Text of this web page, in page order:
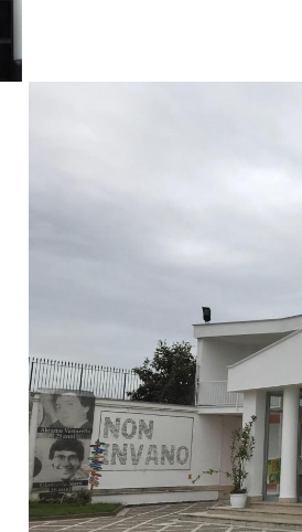
dimenticati